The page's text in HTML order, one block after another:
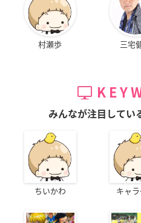
村瀬歩 三宅
みんなが注目してい
ちいかわ キャ